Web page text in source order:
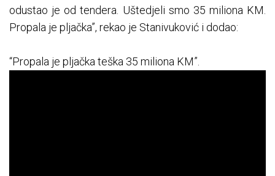
odustao je od tendera. Uštedjeli smo 35 miliona KM.
Propala je pljačka”, rekao je Stanivuković i dodao:
“Propala je pljačka teška 35 miliona KM”.